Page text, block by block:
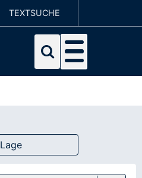
TEXTSUCHE
Lage